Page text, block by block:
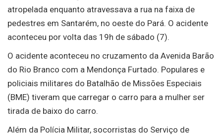
atropelada enquanto atravessava a rua na faixa de
pedestres em Santarém, no oeste do Pará. O acidente
aconteceu por volta das 19h de sábado (7).
O acidente aconteceu no cruzamento da Avenida Barão
do Rio Branco com a Mendonça Furtado. Populares e
policiais militares do Batalhão de Missões Especiais
(BME) tiveram que carregar o carro para a mulher ser
tirada de baixo do carro.
Além da Polícia Militar, socorristas do Serviço de